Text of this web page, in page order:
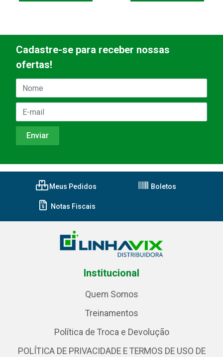
Cadastre-se para receber nossas
ofertas!
Meus Pedidos Boletos
Notas Fiscais
Institucional
Quem Somos
Treinamentos
Política de Troca e Devolução
POLÍTICA DE PRIVACIDADE E TERMOS DE USO DE